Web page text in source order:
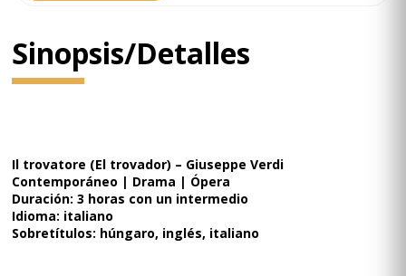
Sinopsis/Detalles
Il trovatore (El trovador) – Giuseppe Verdi
Contemporáneo | Drama | Ópera
Duración: 3 horas con un intermedio
Idioma: italiano
Sobretítulos: húngaro, inglés, italiano